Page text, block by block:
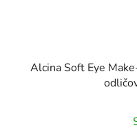
Alcina Soft Eye